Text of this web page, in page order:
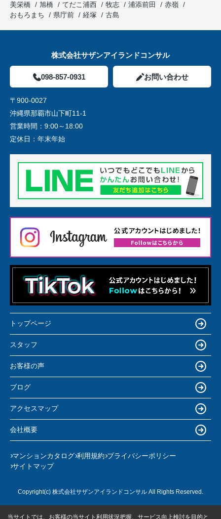
美栄橋
旭橋 てだこ浦西 牧志 浦添前田
赤嶺
おもろまち
県庁前 経塚 古島
株式会社サザンアイランドコンサル
098-857-0931 お問い合わせ
〒900-0027
沖縄県那覇市山下町11-1
営業時間： 9:00～18:00
定休日： 年末年始
トップページ
スタッフ
お客様の声
ブログ
アクセスマップ
会社概要
マンションカタログ 利用規約 プライバシーポリシー
サイトマップ
Copyright(c) 株式会社サザンアイランドコンサル All Rights Reserved.
当サイトでは、お客様の当サイト利用状況把握、サービス向上検討を目的と